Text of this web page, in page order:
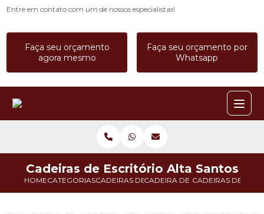
Entre em contato com um de nossos especialistas!
Faça seu orçamento
agora mesmo
Faça seu orçamento por
Whatsapp
HOMECATEGORIASCADEIRAS DE ESCRITORIOCADEIRA DE ESCRITORIO A
CADEIRAS DE
Cadeiras de Escritório Alta Santos